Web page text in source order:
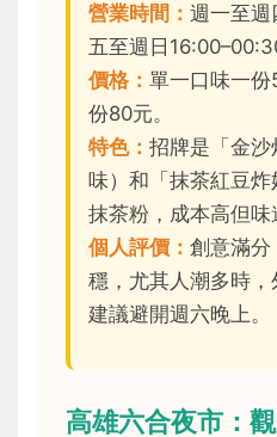
營業時間： 週一至
五至週日
價格： 單一口味一
份80元。
特色： 招牌是「金沙
味）和「抹茶紅豆
抹茶粉，成本高但味
個人評價： 創意滿分
穩，尤其人潮多時
建議避開週六晚上。
高雄六合夜市：